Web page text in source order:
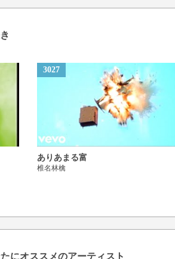
3027
ありあまる富
椎名林檎
にオススメのアーティスト